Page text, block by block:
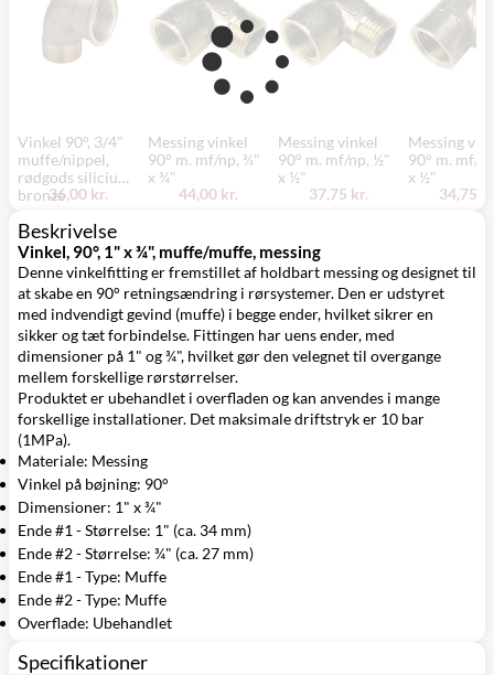
Vinkel 90°, 3/4"
muffe/nippel,
rødgods silicium
bronze36,00 kr.
Messing vinkel
90° m. mf/np, ¾"
x ¾"
44,00 kr.
Messing vinkel
90° m. mf/np, ½"
x ½"
37,75 kr.
Messing
90° m. mf/
x ½"
34,75
Beskrivelse
Vinkel, 90°, 1" x ¾", muffe/muffe, messing
Denne vinkelfitting er fremstillet af holdbart messing og designet til
at skabe en 90° retningsændring i rørsystemer. Den er udstyret
med indvendigt gevind (muffe) i begge ender, hvilket sikrer en
sikker og tæt forbindelse. Fittingen har uens ender, med
dimensioner på 1" og ¾", hvilket gør den velegnet til overgange
mellem forskellige rørstørrelser.
Produktet er ubehandlet i overfladen og kan anvendes i mange
forskellige installationer. Det maksimale driftstryk er 10 bar
(1MPa).
Materiale: Messing
Vinkel på bøjning: 90°
Dimensioner: 1" x ¾"
Ende #1 - Størrelse: 1" (ca. 34 mm)
Ende #2 - Størrelse: ¾" (ca. 27 mm)
Ende #1 - Type: Muffe
Ende #2 - Type: Muffe
Overflade: Ubehandlet
Specifikationer